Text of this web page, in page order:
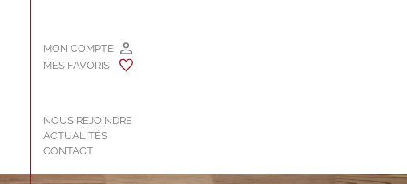
MON COMPTE
MES FAVORIS
NOUS REJOINDRE
ACTUALITÉS
CONTACT